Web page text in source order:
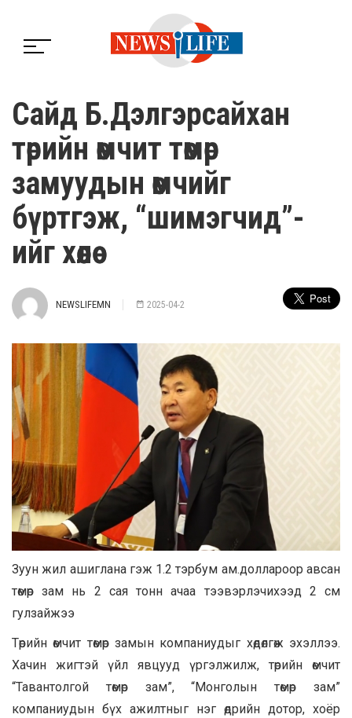
Сайд Б.Дэлгэрсайхан
төрийн өмчит төмөр
замуудын өмчийг
бүртгэж, “шимэгчид”-
ийг хөөлөө
NEWSLIFEMN 2025-04-2
Зуун жил ашиглана гэж 1.2 тэрбум ам.доллароор авсан
төмөр зам нь 2 сая тонн ачаа тээвэрлэчихээд 2 см
гулзайжээ
Төрийн өмчит төмөр замын компаниудыг хөдөлгөж эхэллээ.
Хачин жигтэй үйл явцууд үргэлжилж, төрийн өмчит
“Тавантолгой төмөр зам”, “Монголын төмөр зам”
компаниудын бүх ажилтныг нэг өдрийн дотор, хоёр